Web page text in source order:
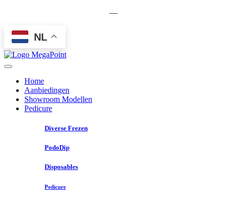
—
NL
Home
Aanbiedingen
Showroom Modellen
Pedicure
Diverse Frezen
PodoDip
Disposables
Pedicure